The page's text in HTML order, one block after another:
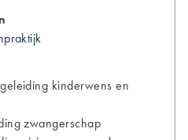
kinderwens en
zwangerschap